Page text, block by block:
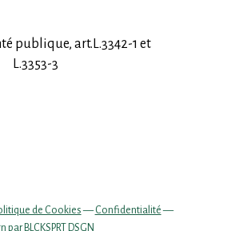
publique, art.L.3342-1 et
L.3353-3
de Cookies—Confidentialité—
par BLCKSPRT DSGN